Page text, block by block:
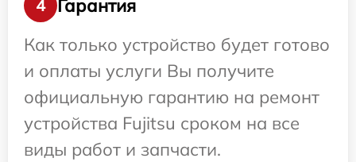
4
Гарантия
Как только устройство будет готово
и оплаты услуги Вы получите
официальную гарантию на ремонт
устройства Fujitsu сроком на все
виды работ и запчасти.